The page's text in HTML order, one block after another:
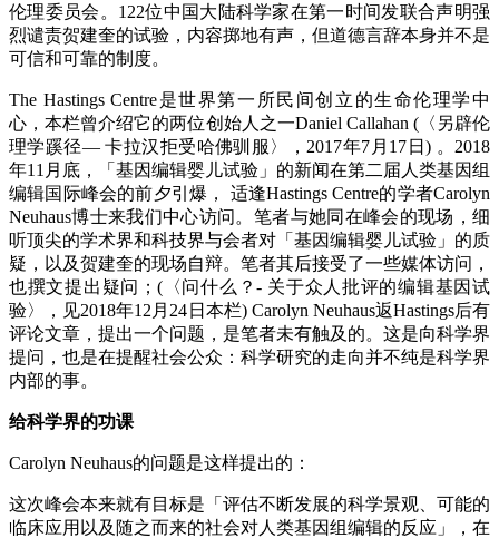
伦理委员会。122位中国大陆科学家在第一时间发联合声明强
烈谴责贺建奎的试验，内容掷地有声，但道德言辞本身并不是
可信和可靠的制度。
The Hastings Centre是世界第一所民间创立的生命伦理学中
心，本栏曾介绍它的两位创始人之一Daniel Callahan (〈另辟伦
理学蹊径— 卡拉汉拒受哈佛驯服〉，2017年7月17日) 。2018
年11月底，「基因编辑婴儿试验」的新闻在第二届人类基因组
编辑国际峰会的前夕引爆， 适逢Hastings Centre的学者Carolyn
Neuhaus博士来我们中心访问。笔者与她同在峰会的现场，细
听顶尖的学术界和科技界与会者对「基因编辑婴儿试验」的质
疑，以及贺建奎的现场自辩。笔者其后接受了一些媒体访问，
也撰文提出疑问；(〈问什么？- 关于众人批评的编辑基因试
验〉，见2018年12月24日本栏) Carolyn Neuhaus返Hastings后有
评论文章，提出一个问题，是笔者未有触及的。这是向科学界
提问，也是在提醒社会公众：科学研究的走向并不纯是科学界
内部的事。
给科学界的功课
Carolyn Neuhaus的问题是这样提出的：
这次峰会本来就有目标是「评估不断发展的科学景观、可能的
临床应用以及随之而来的社会对人类基因组编辑的反应」，在